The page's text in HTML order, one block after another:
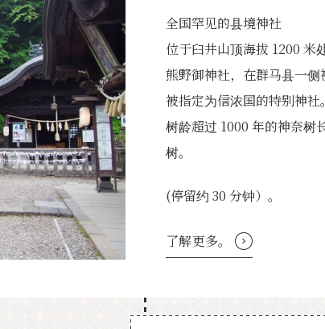
全国罕见的县境神社
位于臼井山顶海拔 1200 米
熊野御神社，在群马县一
被指定为信浓国的特别神社
树龄超过 1000 年的神奈树
树。
(停留约 30 分钟）。
了解更多。